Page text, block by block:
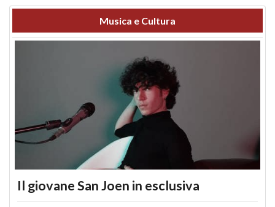
Musica e Cultura
Il giovane San Joen in esclusiva